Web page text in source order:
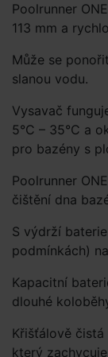
Poolrunner
113 mm a
Může se
slanou vodu.
Vysavač
5°C – 35°C a
pro bazény s
Poolrunner
čištění dna
S výdrží
podmínkách)
Kapacitní
dlouhé
Křišťálově
který